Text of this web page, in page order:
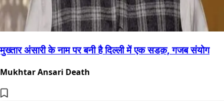
मुख्तार अंसारी के नाम पर बनी है दिल्ली में एक सडक़, गजब संयोग
Mukhtar Ansari Death